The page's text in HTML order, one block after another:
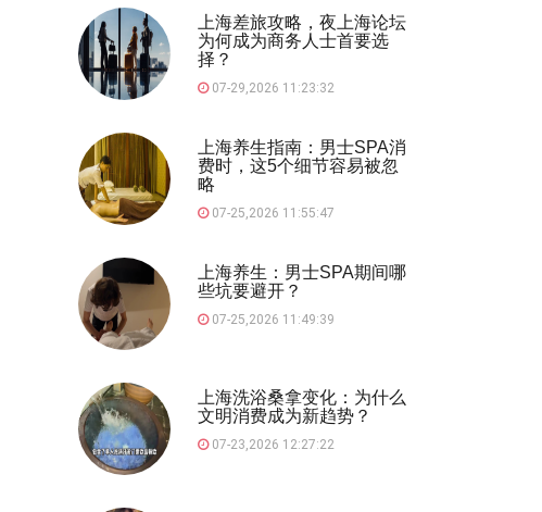
上海差旅攻略，夜上海论坛
为何成为商务人士首要选
择？
07-29,2026 11:23:32
上海养生指南：男士SPA消
费时，这5个细节容易被忽
略
07-25,2026 11:55:47
上海养生：男士SPA期间哪
些坑要避开？
07-25,2026 11:49:39
上海洗浴桑拿变化：为什么
文明消费成为新趋势？
07-23,2026 12:27:22